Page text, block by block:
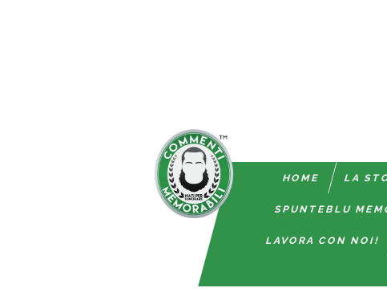
HOME LA
SPUNTEBLU
LAVORA CON NOI!